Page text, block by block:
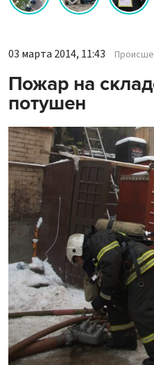
03 марта 2014, 11:43
Пожар на
потушен